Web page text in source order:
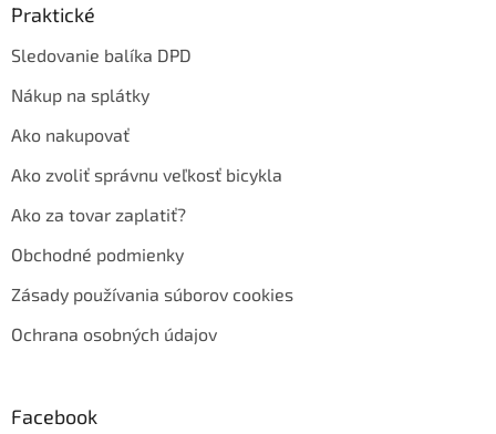
Praktické
Sledovanie balíka DPD
Nákup na splátky
Ako nakupovať
Ako zvoliť správnu veľkosť bicykla
Ako za tovar zaplatiť?
Obchodné podmienky
Zásady používania súborov cookies
Ochrana osobných údajov
Facebook